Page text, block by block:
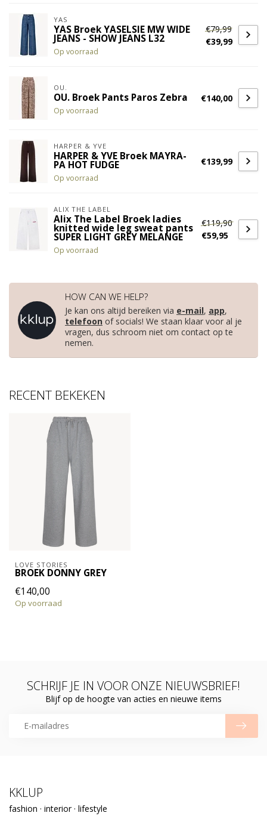
YAS
YAS Broek YASELSIE MW WIDE
JEANS - SHOW JEANS L32
Op voorraad
€79,99
€39,99
OU.
OU. Broek Pants Paros Zebra
Op voorraad
€140,00
HARPER & YVE
HARPER & YVE Broek MAYRA-
PA HOT FUDGE
Op voorraad
€139,99
ALIX THE LABEL
Alix The Label Broek ladies
knitted wide leg sweat pants
SUPER LIGHT GREY MELANGE
Op voorraad
€119,90
€59,95
HOW CAN WE HELP?
Je kan ons altijd bereiken via e-mail, app,
telefoon of socials! We staan klaar voor al je
vragen, dus schroom niet om contact op te
nemen.
RECENT BEKEKEN
LOVE STORIES
BROEK DONNY GREY
€140,00
Op voorraad
SCHRIJF JE IN VOOR ONZE NIEUWSBRIEF!
Blijf op de hoogte van acties en nieuwe items
KKLUP
fashion · interior · lifestyle